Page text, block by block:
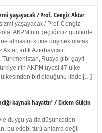
yaşayacak / Prof. Cengiz Aktar
yaşayacak / Prof. Cengiz
AKPM’nin geçtiğimiz günlerde
almasını küme düşmek olarak
Aktar, artık Azerbaycan,
Türkmenistan, Rusya gibi gayri
AKPM üyesi 47 ülke
ülkesinden biri olduğunu ifade […]
kaynak hayattır’ / Didem Gülçin
duygu ya da düşünceden
bu edebi türü anlama değil